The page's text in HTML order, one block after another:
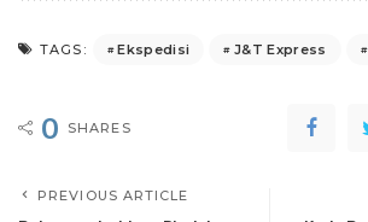
TAGS: Ekspedisi J&T Express
0 SHARES
PREVIOUS ARTICLE